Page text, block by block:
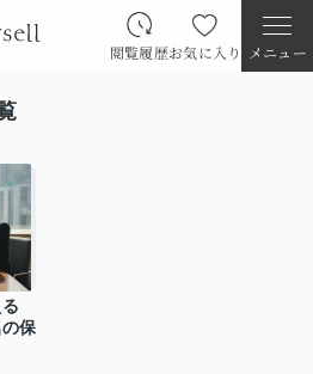
閲覧履歴お気に入り メニュー
の保